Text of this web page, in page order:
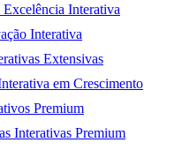
Interativa
Interativa
Extensivas
em Crescimento
Premium
Interativas Premium